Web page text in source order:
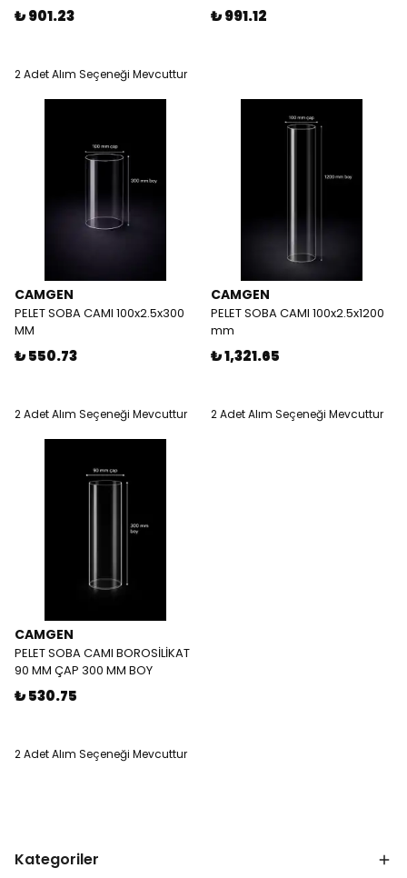
₺ 901.23
2 Adet Alım Seçeneği Mevcuttur
₺ 991.12
CAMGEN
PELET SOBA CAMI 100x2.5x300
MM
₺ 550.73
2 Adet Alım Seçeneği Mevcuttur
CAMGEN
PELET SOBA CAMI 100x2.5x1200
mm
₺ 1,321.65
2 Adet Alım Seçeneği Mevcuttur
CAMGEN
PELET SOBA CAMI BOROSİLİKAT
90 MM ÇAP 300 MM BOY
₺ 530.75
2 Adet Alım Seçeneği Mevcuttur
Kategoriler